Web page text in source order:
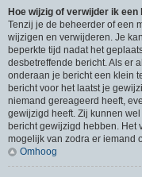
Hoe wijzig of verwijder ik een
Tenzij je de beheerder of een
wijzigen en verwijderen. Je
beperkte tijd nadat het
desbetreffende bericht. Als er
onderaan je bericht een klein
bericht voor het laatst je
niemand gereageerd heeft,
gewijzigd heeft. Zij kunnen
bericht gewijzigd hebben. Het
mogelijk van zodra er iemand
Omhoog